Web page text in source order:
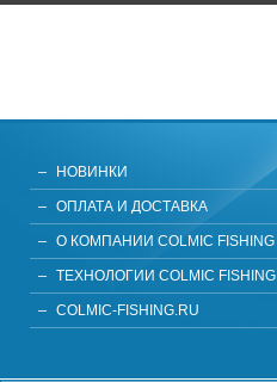
НОВИНКИ
ОПЛАТА И ДОСТАВКА
О КОМПАНИИ COLMIC FISHING
ТЕХНОЛОГИИ COLMIC FISHING
COLMIC-FISHING.RU